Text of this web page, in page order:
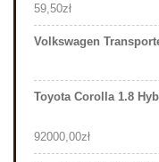
59,50zł
Volkswagen
Toyota Corolla 1.8
92000,00zł